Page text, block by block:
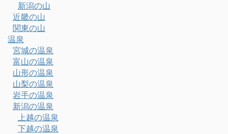
新潟の山
近畿の山
関東の山
温泉
宮城の温泉
富山の温泉
山形の温泉
山梨の温泉
岩手の温泉
新潟の温泉
上越の温泉
下越の温泉